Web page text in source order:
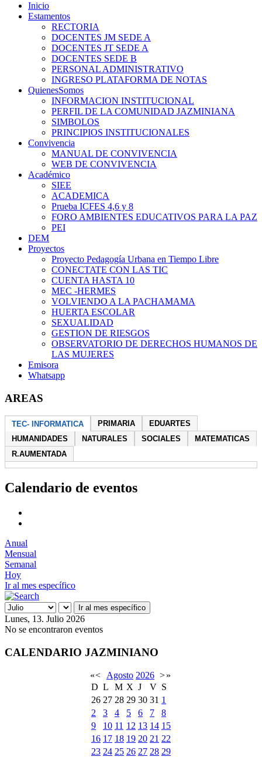
Inicio
Estamentos
RECTORIA
DOCENTES JM SEDE A
DOCENTES JT SEDE A
DOCENTES SEDE B
PERSONAL ADMINISTRATIVO
INGRESO PLATAFORMA DE NOTAS
QuienesSomos
INFORMACION INSTITUCIONAL
PERFIL DE LA COMUNIDAD JAZMINIANA
SIMBOLOS
PRINCIPIOS INSTITUCIONALES
Convivencia
MANUAL DE CONVIVENCIA
WEB DE CONVIVENCIA
Académico
SIEE
ACADEMICA
Prueba ICFES 4,6 y 8
FORO AMBIENTES EDUCATIVOS PARA LA PAZ
PEI
DEM
Proyectos
Proyecto Pedagogía Urbana en Tiempo Libre
CONECTATE CON LAS TIC
CUENTA HASTA 10
MEC -HERMES
VOLVIENDO A LA PACHAMAMA
HUERTA ESCOLAR
SEXUALIDAD
GESTION DE RIESGOS
OBSERVATORIO DE DERECHOS HUMANOS DE
LAS MUJERES
Emisora
Whatsapp
AREAS
TEC- INFORMATICA PRIMARIA
EDUARTES
HUMANIDADES
NATURALES SOCIALES
MATEMATICAS
R.AUMENTADA
Calendario de eventos
Anual
Mensual
Semanal
Hoy
Ir al mes específico
Ir al mes específico
Lunes, 13. Julio 2026
No se encontraron eventos
CALENDARIO JAZMINIANO
«< Agosto 2026 >»
D L M X J V S
26 27 28 29 30 31 1
2
3 4 5 6 7
8
9
10 11 12 13 14 15
16 17 18 19 20 21 22
23 24 25 26 27 28 29